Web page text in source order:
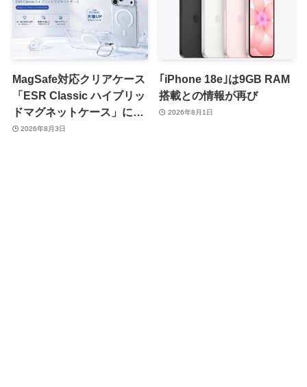
MagSafe対応クリアケース
「ESR Classic ハイブリッ
ドマグネットケース」に黄
ばみへの耐久性を向上させ
2026年8月3日
｢iPhone 18e｣は9GB RAM
搭載との情報が再び
2026年8月1日